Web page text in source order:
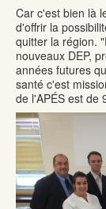
Car c'est bien là
d'offrir la
quitter la région.
nouveaux DEP,
années futures
santé c'est
de l'APÉS est de